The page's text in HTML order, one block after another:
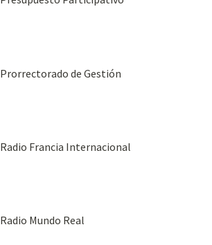
Prorrectorado de Gestión
Radio Francia Internacional
Radio Mundo Real